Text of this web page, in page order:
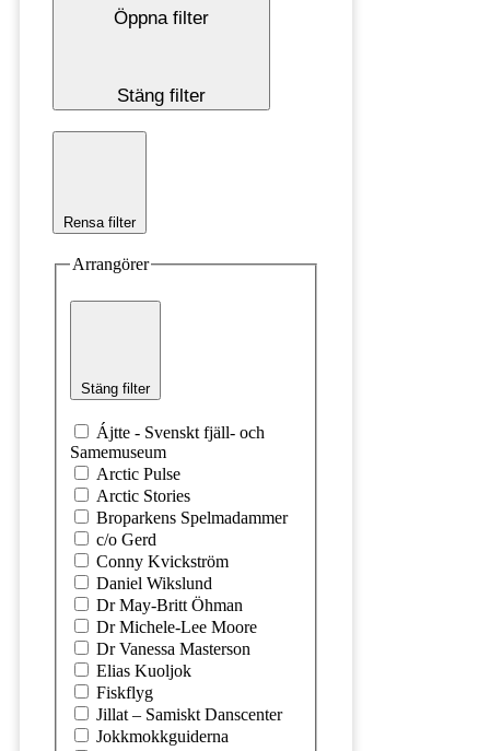
Öppna filter
Stäng filter
Rensa filter
Arrangörer
Stäng filter
Ájtte - Svenskt fjäll- och
Samemuseum
Arctic Pulse
Arctic Stories
Broparkens Spelmadammer
c/o Gerd
Conny Kvickström
Daniel Wikslund
Dr May-Britt Öhman
Dr Michele-Lee Moore
Dr Vanessa Masterson
Elias Kuoljok
Fiskflyg
Jillat – Samiskt Danscenter
Jokkmokkguiderna